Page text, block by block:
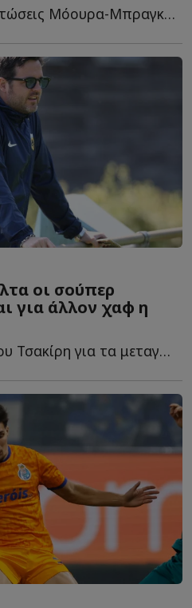
Τι ισχύει με τις περιπτώσεις Μόουρα-Μπραγκάνσα, αποχωρήσεις κ...
οι σούπερ
για άλλον χαφ η
Η εκτίμηση του Γιώργου Τσακίρη για τα μεταγραφικά της Έ...